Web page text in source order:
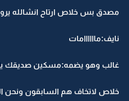
مصدق بس خلاص ارتاح انشالله
نايف:ماااااامات
غالب وهو يضمه:مسكين صديقك
خلاص لاتخاف هم السابقون ونحن